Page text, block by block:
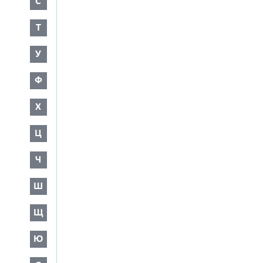
Т
У
Ф
Х
Ц
Ч
Ш
Щ
Ю